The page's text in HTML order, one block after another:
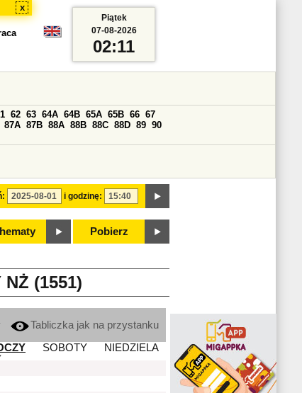
x
i godzinę:
62 63 64A 64B 65A 65B 66 67
87A 87B 88A 88B 88C 88D 89 90
Pobierz
Piątek
07-08-2026
02:11
(1551)
Tabliczka jak na przystanku
SOBOTY
NIEDZIELA